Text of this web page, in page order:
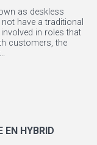
as deskless
have a traditional
in roles that
customers, the
EN HYBRID